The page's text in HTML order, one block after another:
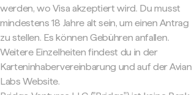
werden, wo Visa akzeptiert wird. Du musst
mindestens 18 Jahre alt sein, um einen Antrag
zu stellen. Es können Gebühren anfallen.
Weitere Einzelheiten findest du in der
Karteninhabervereinbarung und auf der Avian
Labs Website.